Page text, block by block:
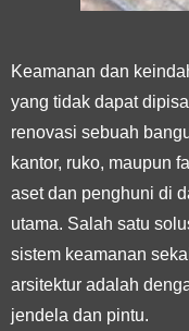
Keamanan dan
yang tidak dapat
renovasi sebuah
kantor, ruko, maupun
aset dan penghuni di
utama. Salah satu
sistem keamanan
arsitektur adalah
jendela dan pintu.